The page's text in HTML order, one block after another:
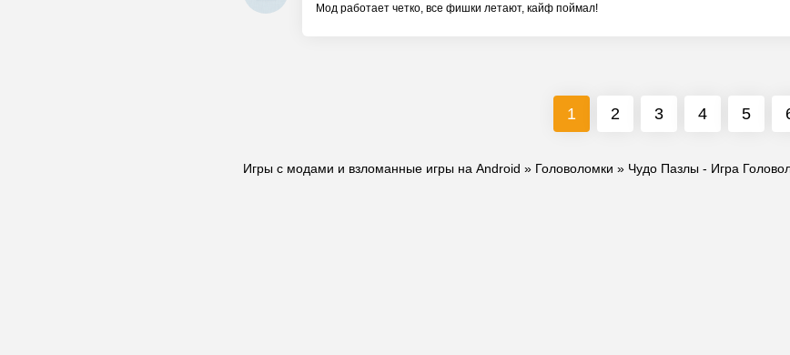
Мод работает четко, все фишки летают, кайф поймал!
1 2 3 4 5
Игры с модами и взломанные игры на Android » Головоломки » Чудо Пазлы - Игра